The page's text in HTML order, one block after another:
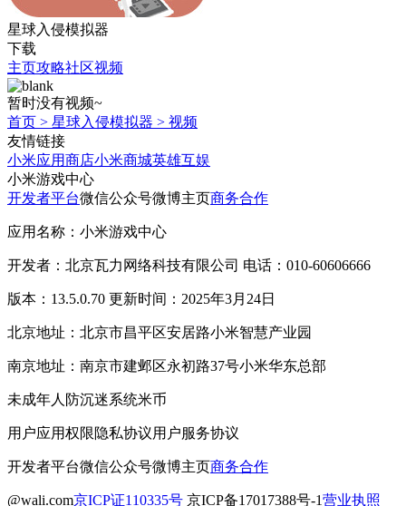
星球入侵模拟器
下载
主页攻略社区视频
暂时没有视频~
首页 > 星球入侵模拟器 > 视频
友情链接
小米应用商店小米商城英雄互娱
小米游戏中心
开发者平台微信公众号微博主页商务合作
应用名称：小米游戏中心
开发者：北京瓦力网络科技有限公司 电话：010-60606666
版本：13.5.0.70 更新时间：2025年3月24日
北京地址：北京市昌平区安居路小米智慧产业园
南京地址：南京市建邺区永初路37号小米华东总部
未成年人防沉迷系统米币
用户应用权限隐私协议用户服务协议
开发者平台微信公众号微博主页商务合作
@wali.com京ICP证110335号 京ICP备17017388号-1营业执照